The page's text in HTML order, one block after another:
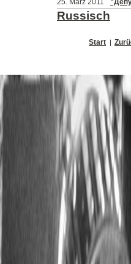
25. März 2011
Russisch
Start